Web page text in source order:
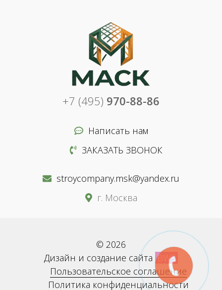
+7 (495) 970-88-86
Написать нам
ЗАКАЗАТЬ ЗВОНОК
stroycompany.msk@yandex.ru
г. Москва
© 2026
Дизайн и создание сайта BWS
Пользовательское соглашение
Политика конфиденциальности